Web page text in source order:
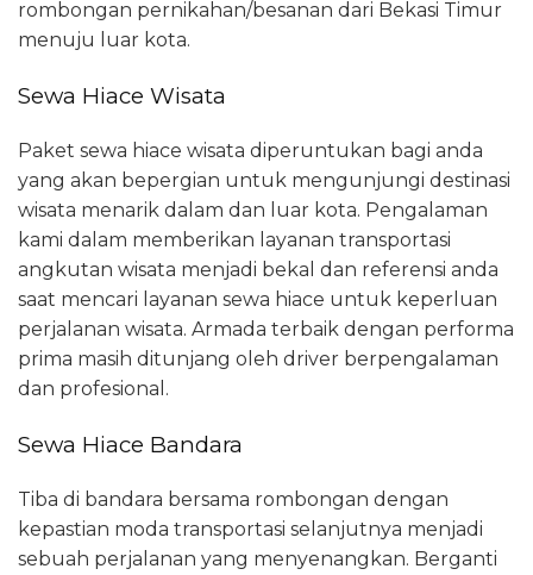
rombongan pernikahan/besanan dari Bekasi Timur
menuju luar kota.
Sewa Hiace Wisata
Paket sewa hiace wisata diperuntukan bagi anda
yang akan bepergian untuk mengunjungi destinasi
wisata menarik dalam dan luar kota. Pengalaman
kami dalam memberikan layanan transportasi
angkutan wisata menjadi bekal dan referensi anda
saat mencari layanan sewa hiace untuk keperluan
perjalanan wisata. Armada terbaik dengan performa
prima masih ditunjang oleh driver berpengalaman
dan profesional.
Sewa Hiace Bandara
Tiba di bandara bersama rombongan dengan
kepastian moda transportasi selanjutnya menjadi
sebuah perjalanan yang menyenangkan. Berganti